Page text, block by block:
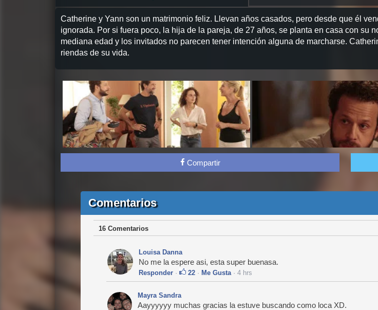
Catherine y Yann son un matrimonio feliz. Llevan años casados, pero desde que él
ignorada. Por si fuera poco, la hija de la pareja, de 27 años, se planta en casa con su
mediana edad y los invitados no parecen tener intención alguna de marcharse.
riendas de su vida.
Compartir
Comentarios
16 Comentarios
Louisa Danna
No me la espere asi, esta super buenasa.
Responder· 22· Me Gusta· 4 hrs
Mayra Sandra
Aayyyyyy muchas gracias la estuve buscando como loca XD.